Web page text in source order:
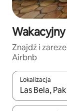
Znajdź i
Airbnb
Lokalizacja
Gdy wyniki